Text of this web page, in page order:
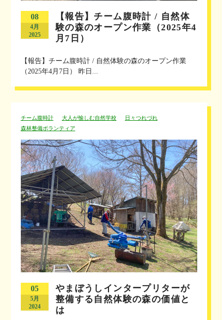
08
4月
2025
【報告】チーム腹時計 / 自然体
験の森のオープン作業（2025年4
月7日）
【報告】チーム腹時計 / 自然体験の森のオープン作業
（2025年4月7日） 昨日...
チーム腹時計 大人が愉しむ自然学校
日々つれづれ
森林整備ボランティア
05
5月
2024
やまぼうしインタープリターが
整備する自然体験の森の価値と
は